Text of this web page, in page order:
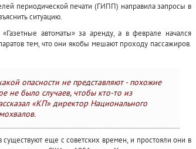
периодической печати (ГИПП) направила запросы в
ситуацию.
автоматы» за аренду, а в феврале начался
тем, что они якобы мешают проходу пассажиров.
опасности не представляют - похожие
не было случаев, чтобы кто-то из
«КП» директор Национального
существуют еще с советских времен, и простояли они в